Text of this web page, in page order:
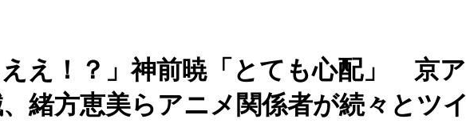
え！？」神前暁「とても心配」 京ア
緒方恵美らアニメ関係者が続々とツイ